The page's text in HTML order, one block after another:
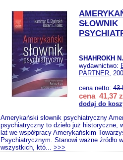
SŁOWNIK
SHAHROKH
wydawnictwo:
PARTNER,
cena netto:
cena 41,37
dodaj do
Amerykański słownik psychiatryczny
psychiatryczny to dzieło już historyczne,
lat we współpracy Amerykańskim
Psychiatrycznym. Stanowi ważne źródło
wszystkich, któ... >>>